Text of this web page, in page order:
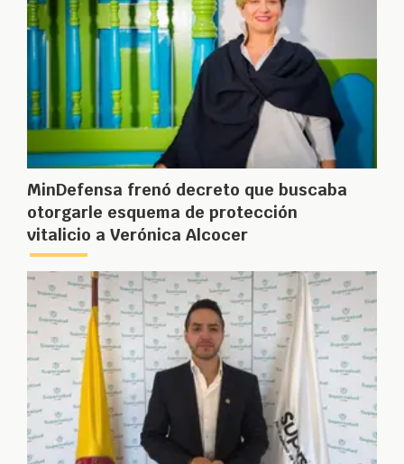
MinDefensa frenó decreto que buscaba
otorgarle esquema de protección
vitalicio a Verónica Alcocer